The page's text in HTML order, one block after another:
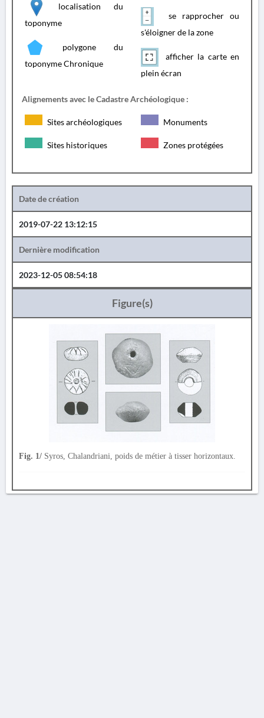
localisation du
toponyme
polygone du
toponyme Chronique
se rapprocher ou
s'éloigner de la zone
afficher la carte en
plein écran
Alignements avec le Cadastre Archéologique :
Sites archéologiques Monuments
Sites historiques Zones protégées
Date de création
2019-07-22 13:12:15
Dernière modification
2023-12-05 08:54:18
Figure(s)
Fig. 1/ Syros, Chalandriani, poids de métier à tisser horizontaux.